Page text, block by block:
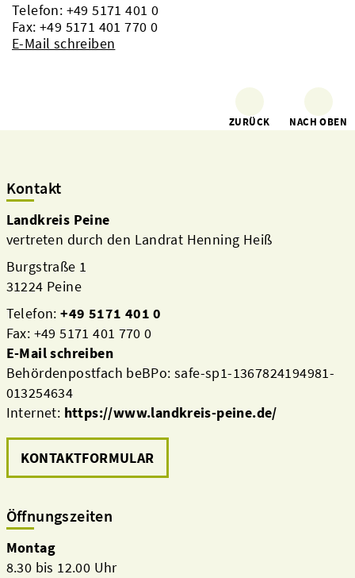
Telefon: +49 5171 401 0
Fax: +49 5171 401 770 0
E-Mail schreiben
ZURÜCK NACH OBEN
Kontakt
Landkreis Peine
vertreten durch den Landrat Henning Heiß
Burgstraße 1
31224 Peine
Telefon:+49 5171 401 0
Fax: +49 5171 401 770 0
E-Mail schreiben
Behördenpostfach beBPo: safe-sp1-1367824194981-
013254634
Internet: https://www.landkreis-peine.de/
KONTAKTFORMULAR
Öffnungszeiten
Montag
8.30 bis 12.00 Uhr